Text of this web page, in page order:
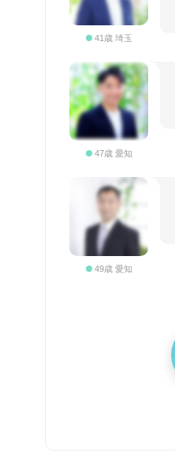
41歳 埼玉
47歳 愛知
49歳 愛知